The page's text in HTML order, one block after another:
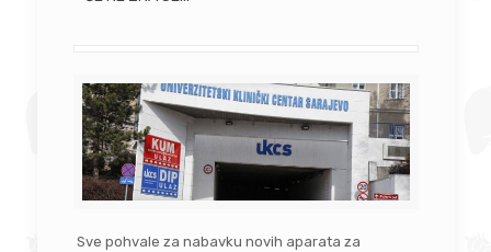
Sve pohvale za nabavku novih aparata za